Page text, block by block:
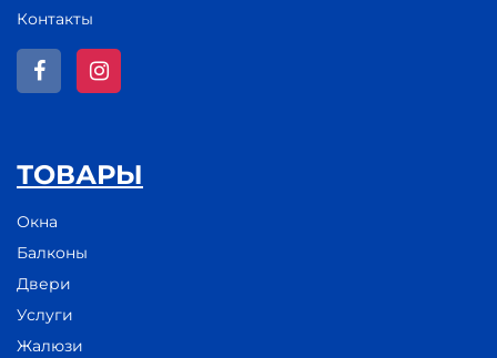
Контакты
ТОВАРЫ
Окна
Балконы
Двери
Услуги
Жалюзи